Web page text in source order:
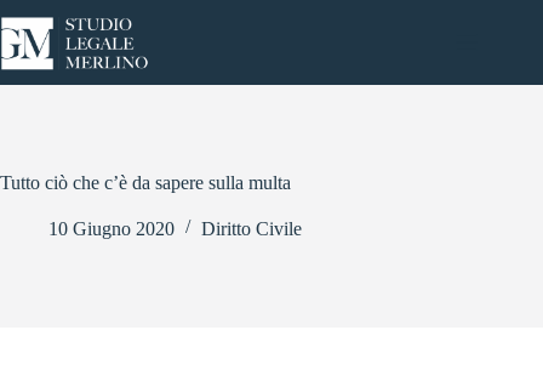
al
contenuto
Tutto ciò che c’è da sapere sulla multa
10 Giugno 2020 Diritto Civile